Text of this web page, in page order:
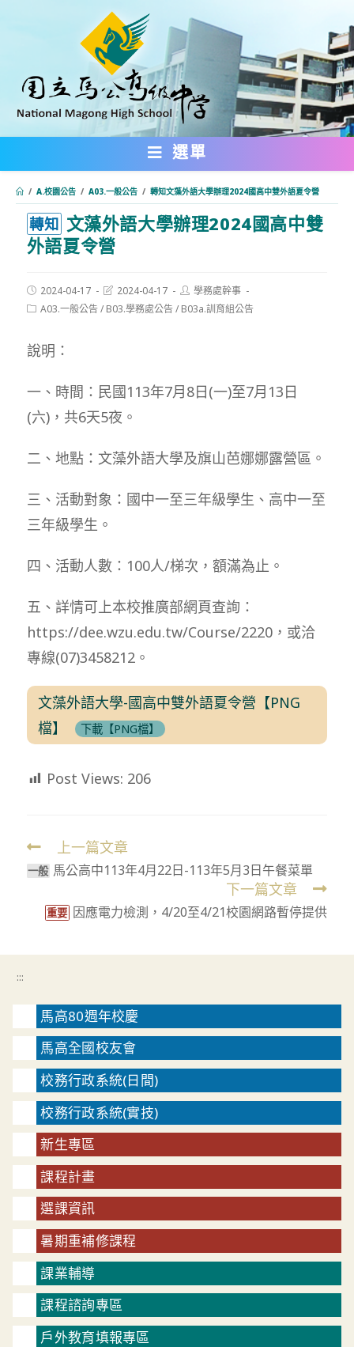
內
選單
/ A.校園公告 / A03.一般公告 / 轉知文藻外語大學辦理2024國高中雙外語夏令營
轉知 文藻外語大學辦理2024國高中雙
外語夏令營
Post
published:
2024-04-17
Post
modified:
2024-04-17
Post
author:
學務處幹事
PostA03.一般公告/ B03.學務處公告/ B03a.訓育組公告
說明：
一、時間：民國113年7月8日(一)至7月13日
(六)，共6天5夜。
二、地點：文藻外語大學及旗山芭娜娜露營區。
三、活動對象：國中一至三年級學生、高中一至
三年級學生。
四、活動人數：100人/梯次，額滿為止。
五、詳情可上本校推廣部網頁查詢：
https://dee.wzu.edu.tw/Course/2220，或洽
專線(07)3458212。
文藻外語大學-國高中雙外語夏令營【PNG
檔】
下載【PNG檔】
Post Views: 206
Read
more
上一篇文章
⼀般 馬公高中113年4月22日-113年5月3日午餐菜單
下一篇文章
重要 因應電力檢測，4/20至4/21校園網路暫停提供
:::
馬高80週年校慶
馬高全國校友會
校務行政系統(日間)
校務行政系統(實技)
新生專區
課程計畫
選課資訊
暑期重補修課程
課業輔導
課程諮詢專區
戶外教育填報專區